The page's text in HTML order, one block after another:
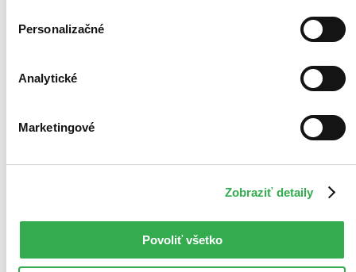
Personalizačné
Analytické
Marketingové
Zobraziť detaily
Povoliť všetko